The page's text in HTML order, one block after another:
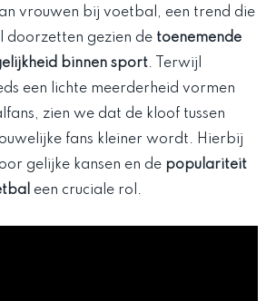
vrouwen bij voetbal, een trend die
doorzetten gezien de toenemende
binnen sport. Terwijl
een lichte meerderheid vormen
zien we dat de kloof tussen
fans kleiner wordt. Hierbij
gelijke kansen en de populariteit
een cruciale rol.